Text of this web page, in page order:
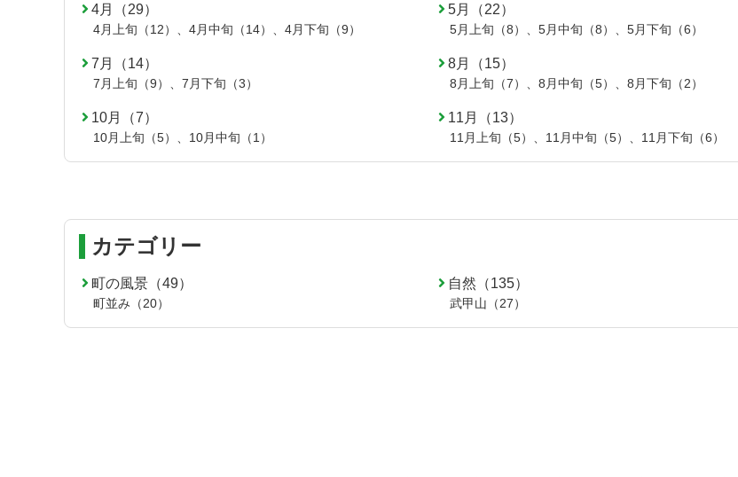
4月（29）
4月上旬（12） 4月中旬（14） 4月下旬（9）
5月（22）
5月上旬（8） 5月中旬（8） 5月下旬（6）
7月（14）
7月上旬（9） 7月下旬（3）
8月（15）
8月上旬（7） 8月中旬（5） 8月下旬（2）
10月（7）
10月上旬（5） 10月中旬（1）
11月（13）
11月上旬（5） 11月中旬（5） 11月下旬（6）
カテゴリー
町の風景（49）
町並み（20）
自然（135）
武甲山（27）